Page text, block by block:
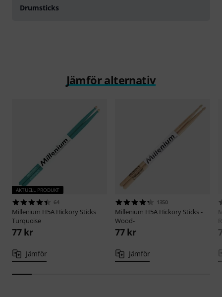
Drumsticks
Jämför alternativ
AKTUELL PRODUKT
64
Millenium H5A Hickory Sticks
Turquoise
77 kr
Jämför
1350
Millenium H5A Hickory Sticks -
Wood-
77 kr
Jämför